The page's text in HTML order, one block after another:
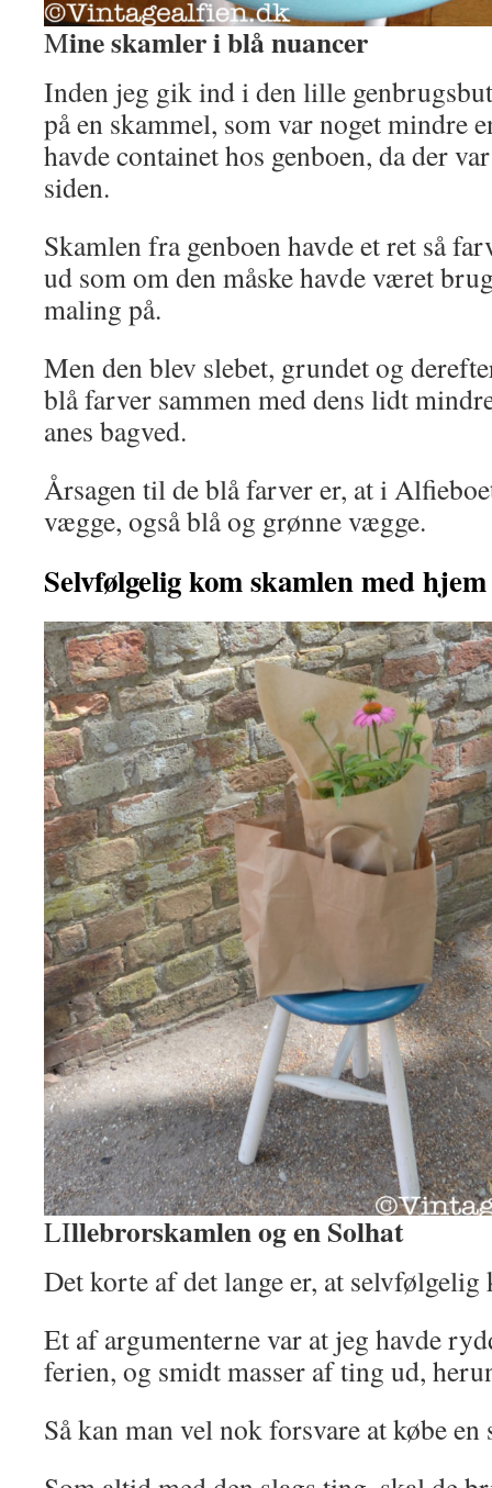
Mine skamler i blå nuancer
Inden jeg gik ind i den lille
på en skammel, som var noget mindre
havde containet hos genboen, da der
siden.
Skamlen fra genboen havde et ret så
ud som om den måske havde været
maling på.
Men den blev slebet, grundet og
blå farver sammen med dens lidt
anes bagved.
Årsagen til de blå farver er, at i
vægge, også blå og grønne vægge.
Selvfølgelig kom skamlen med hjem
LIllebrorskamlen og en Solhat
Det korte af det lange er, at selvfølgelig
Et af argumenterne var at jeg havde
ferien, og smidt masser af ting ud,
Så kan man vel nok forsvare at købe en